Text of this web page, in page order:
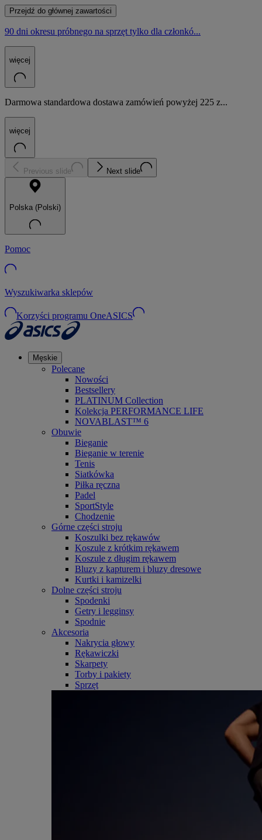
Przejdź do głównej zawartości
90 dni okresu próbnego na sprzęt tylko dla członkó...
więcej
Darmowa standardowa dostawa zamówień powyżej 225 z...
więcej
Previous slide Next slide
Polska (Polski)
Pomoc
Wyszukiwarka sklepów
Korzyści programu OneASICS
Męskie
Polecane
Nowości
Bestsellery
PLATINUM Collection
Kolekcja PERFORMANCE LIFE
NOVABLAST™ 6
Obuwie
Bieganie
Bieganie w terenie
Tenis
Siatkówka
Piłka ręczna
Padel
SportStyle
Chodzenie
Górne części stroju
Koszulki bez rękawów
Koszule z krótkim rękawem
Koszule z długim rękawem
Bluzy z kapturem i bluzy dresowe
Kurtki i kamizelki
Dolne części stroju
Spodenki
Getry i legginsy
Spodnie
Akcesoria
Nakrycia głowy
Rękawiczki
Skarpety
Torby i pakiety
Sprzęt